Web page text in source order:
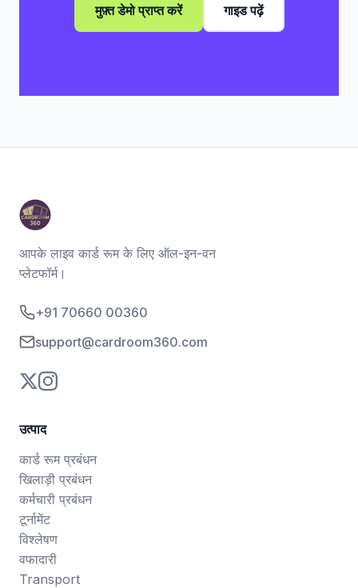
मुफ़्त डेमो प्राप्त करें गाइड पढ़ें
आपके लाइव कार्ड रूम के लिए ऑल-इन-वन
प्लेटफॉर्म।
+91 70660 00360
support@cardroom360.com
उत्पाद
कार्ड रूम प्रबंधन
खिलाड़ी प्रबंधन
कर्मचारी प्रबंधन
टूर्नामेंट
विश्लेषण
वफादारी
Transport